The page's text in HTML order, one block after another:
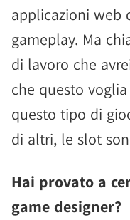
applicazioni web
gameplay. Ma
di lavoro che
che questo
questo tipo di
di altri, le slot
Hai provato a
game designer?